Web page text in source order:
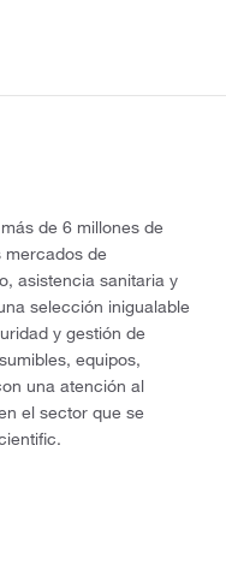
de 6 millones de
mercados de
asistencia sanitaria y
selección inigualable
y gestión de
equipos,
una atención al
el sector que se